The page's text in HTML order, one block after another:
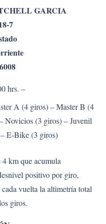
GARCIA
7
hrs. –
A (4 giros) – Master B (4
Novicios (3 giros) – Juvenil
E-Bike (3 giros)
km que acumula
positivo por giro,
vuelta la altimetría total
giros.